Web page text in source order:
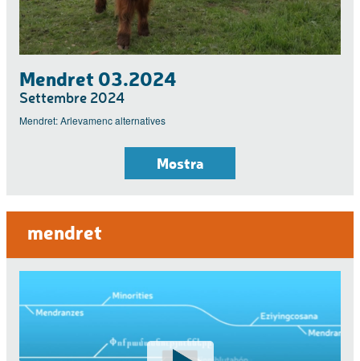
Mendret 03.2024
Settembre 2024
Mendret: Arlevamenc alternatives
Mostra
mendret